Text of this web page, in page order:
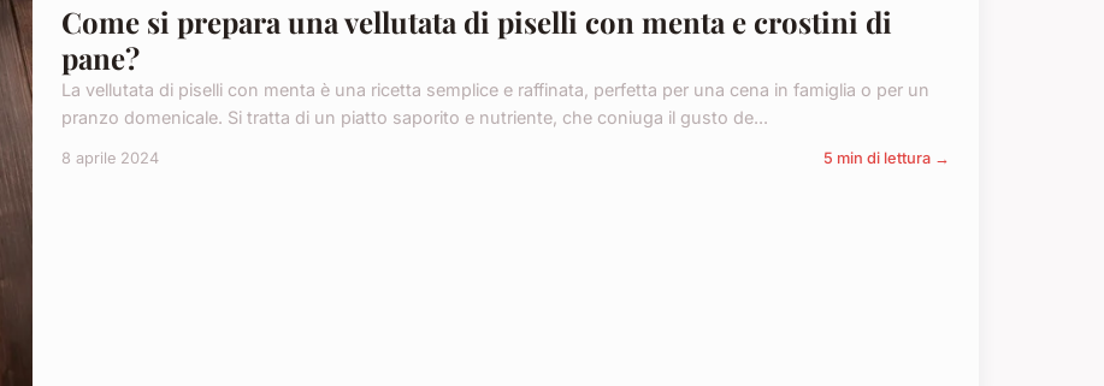
Come si prepara una vellutata di piselli con menta e crostini di
pane?
La vellutata di piselli con menta è una ricetta semplice e raffinata, perfetta per una cena in famiglia o per un
pranzo domenicale. Si tratta di un piatto saporito e nutriente, che coniuga il gusto de...
8 aprile 2024 5 min di lettura →